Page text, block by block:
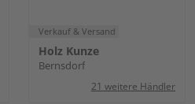
Verkauf & Versand
Holz Kunze
Bernsdorf
21 weitere Händler